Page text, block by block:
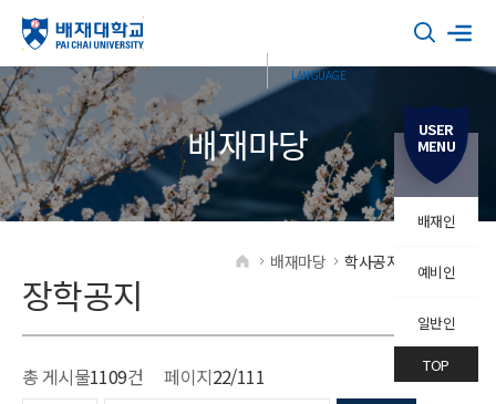
배재마당
장학공지 HOME
배재마당 학사공지 장학공지
총 게시물1109건 페이지22/111
USER
MENU
배재인
예비인
일반인
TOP